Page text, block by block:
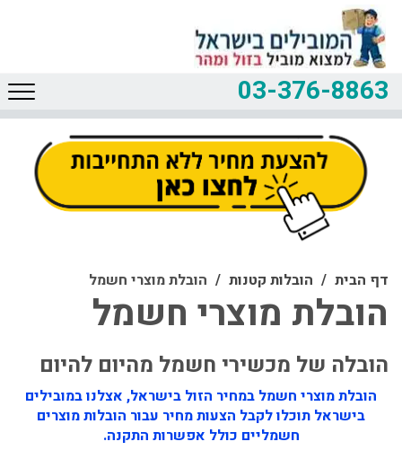
03-376-8863
דף הבית הובלות קטנות הובלת מוצרי חשמל
הובלת מוצרי חשמל
הובלה של מכשירי חשמל מהיום להיום
הובלת מוצרי חשמל במחיר הזול בישראל, אצלנו במובילים
בישראל תוכלו לקבל הצעות מחיר עבור הובלות מוצרים
חשמליים כולל אפשרות התקנה.